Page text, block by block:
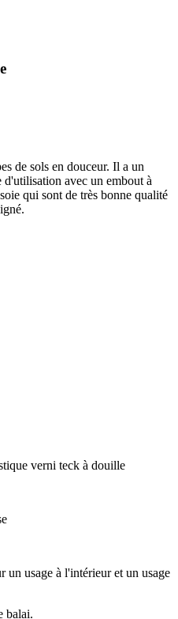
de sols en douceur. Il a un
d'utilisation avec un embout à
qui sont de très bonne qualité
verni teck à douille
un usage à l'intérieur et un usage
balai.